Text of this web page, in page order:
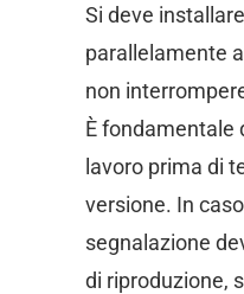
Si deve
parallelamente
non
È fondamentale
lavoro prima di
versione. In
segnalazione
di riproduzione,